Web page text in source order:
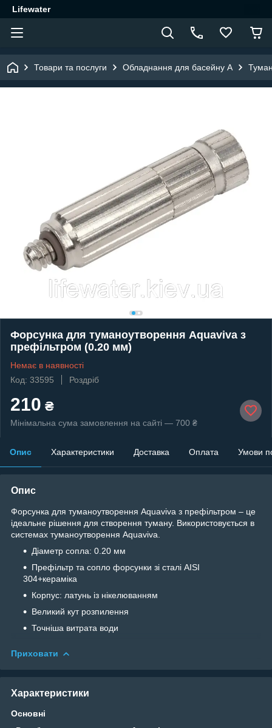
Lifewater
Товари та послуги Обладнання для басейну A
Форсунка для туманоутворення Aquaviva з
префільтром (0.20 мм)
Немає в наявності
Код: 33595
Роздріб
210 ₴
Мінімальна сума замовлення на сайті — 700 ₴
Опис Характеристики Доставка Оплата Умови
Опис
Форсунка для туманоутворення Aquaviva з префільтром – це
ідеальне рішення для створення туману. Використовується в
системах туманоутворення Aquaviva.
Діаметр сопла: 0.20 мм
Префільтр та сопло форсунки зі сталі AISI
304+кераміка
Корпус: латунь із нікелюванням
Великий кут розпилення
Точніша витрата води
Приховати
Характеристики
Основні